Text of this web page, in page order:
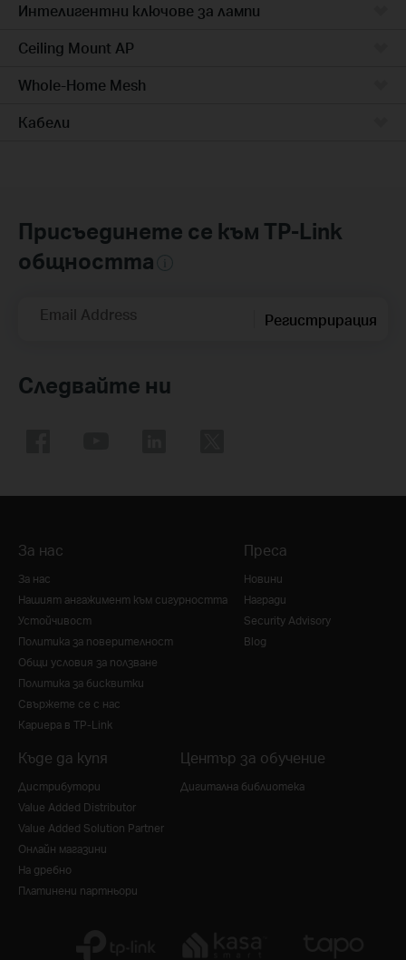
Интелигентни ключове за лампи
Ceiling Mount AP
Whole-Home Mesh
Кабели
Присъединете се към TP-Link
общността
Email Address Регистрирация
Следвайте ни
За нас
За нас
Нашият ангажимент към сигурността
Устойчивост
Политика за поверителност
Общи условия за ползване
Политика за бисквитки
Свържете се с нас
Кариера в TP-Link
Преса
Новини
Награди
Security Advisory
Blog
Къде да купя
Дистрибутори
Value Added Distributor
Value Added Solution Partner
Онлайн магазини
На дребно
Платинени партньори
Център за обучение
Дигитална библиотека